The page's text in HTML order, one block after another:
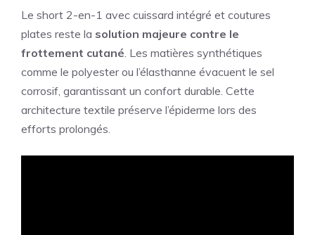
Le short 2-en-1 avec cuissard intégré et coutures
plates reste la solution majeure contre le
frottement cutané. Les matières synthétiques
comme le polyester ou l’élasthanne évacuent le sel
corrosif, garantissant un confort durable. Cette
architecture textile préserve l’épiderme lors des
efforts prolongés.